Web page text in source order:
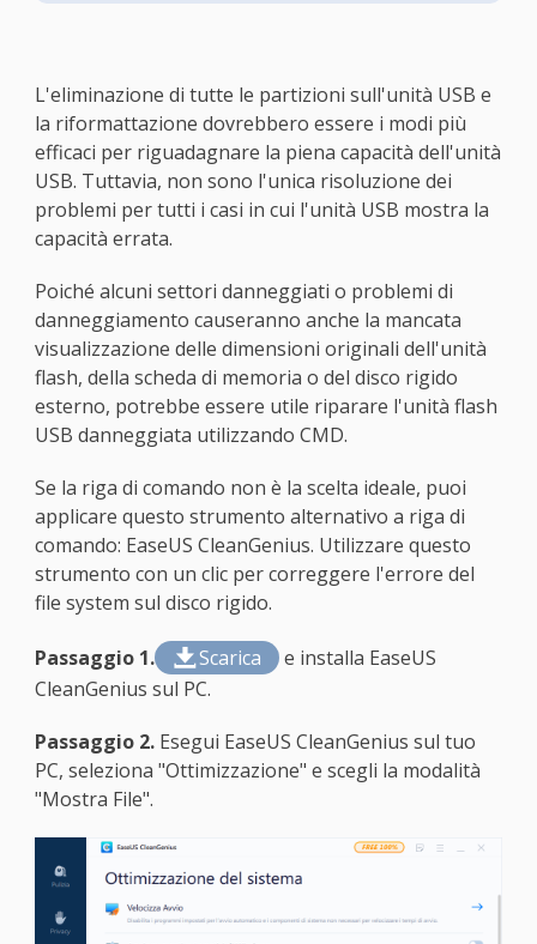
L'eliminazione di tutte le partizioni sull'unità USB e
la riformattazione dovrebbero essere i modi più
efficaci per riguadagnare la piena capacità dell'unità
USB. Tuttavia, non sono l'unica risoluzione dei
problemi per tutti i casi in cui l'unità USB mostra la
capacità errata.
Poiché alcuni settori danneggiati o problemi di
danneggiamento causeranno anche la mancata
visualizzazione delle dimensioni originali dell'unità
flash, della scheda di memoria o del disco rigido
esterno, potrebbe essere utile riparare l'unità flash
USB danneggiata utilizzando CMD.
Se la riga di comando non è la scelta ideale, puoi
applicare questo strumento alternativo a riga di
comando: EaseUS CleanGenius. Utilizzare questo
strumento con un clic per correggere l'errore del
file system sul disco rigido.
Passaggio 1. Scarica
e installa EaseUS
CleanGenius sul PC.
Passaggio 2.Esegui EaseUS CleanGenius sul tuo
PC, seleziona "Ottimizzazione" e scegli la modalità
"Mostra File".